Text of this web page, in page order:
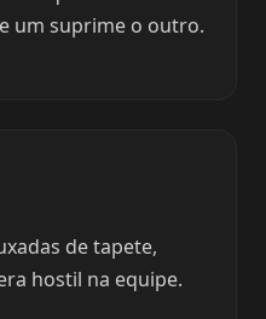
um suprime o outro.
de tapete,
hostil na equipe.